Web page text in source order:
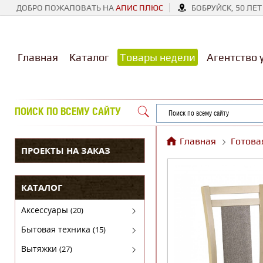
ДОБРО ПОЖАЛОВАТЬ НААПИС ПЛЮС БОБРУЙСК, 50
Главная Каталог Товары недели Агентство
ПОИСК ПО ВСЕМУ САЙТУ
ПРОЕКТЫ НА ЗАКАЗ
КАТАЛОГ
Аксессуары (20)
Аксессуары для бытовой техники
Бытовая техника (15)
Духовые шкафы
Вытяжки (27)
Главная